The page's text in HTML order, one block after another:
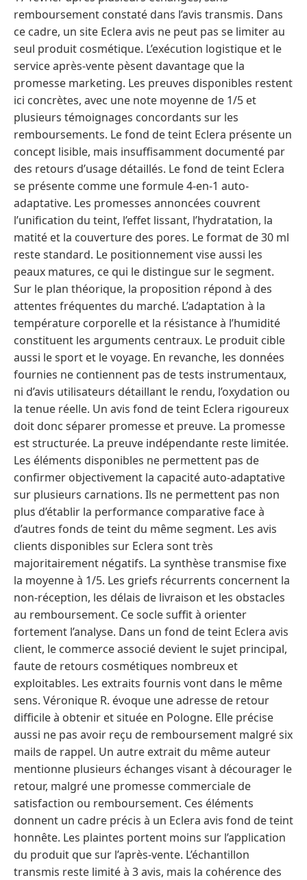
remboursement constaté dans l’avis transmis. Dans
ce cadre, un site Eclera avis ne peut pas se limiter au
seul produit cosmétique. L’exécution logistique et le
service après-vente pèsent davantage que la
promesse marketing. Les preuves disponibles restent
ici concrètes, avec une note moyenne de 1/5 et
plusieurs témoignages concordants sur les
remboursements. Le fond de teint Eclera présente un
concept lisible, mais insuffisamment documenté par
des retours d’usage détaillés. Le fond de teint Eclera
se présente comme une formule 4-en-1 auto-
adaptative. Les promesses annoncées couvrent
l’unification du teint, l’effet lissant, l’hydratation, la
matité et la couverture des pores. Le format de 30 ml
reste standard. Le positionnement vise aussi les
peaux matures, ce qui le distingue sur le segment.
Sur le plan théorique, la proposition répond à des
attentes fréquentes du marché. L’adaptation à la
température corporelle et la résistance à l’humidité
constituent les arguments centraux. Le produit cible
aussi le sport et le voyage. En revanche, les données
fournies ne contiennent pas de tests instrumentaux,
ni d’avis utilisateurs détaillant le rendu, l’oxydation ou
la tenue réelle. Un avis fond de teint Eclera rigoureux
doit donc séparer promesse et preuve. La promesse
est structurée. La preuve indépendante reste limitée.
Les éléments disponibles ne permettent pas de
confirmer objectivement la capacité auto-adaptative
sur plusieurs carnations. Ils ne permettent pas non
plus d’établir la performance comparative face à
d’autres fonds de teint du même segment. Les avis
clients disponibles sur Eclera sont très
majoritairement négatifs. La synthèse transmise fixe
la moyenne à 1/5. Les griefs récurrents concernent la
non-réception, les délais de livraison et les obstacles
au remboursement. Ce socle suffit à orienter
fortement l’analyse. Dans un fond de teint Eclera avis
client, le commerce associé devient le sujet principal,
faute de retours cosmétiques nombreux et
exploitables. Les extraits fournis vont dans le même
sens. Véronique R. évoque une adresse de retour
difficile à obtenir et située en Pologne. Elle précise
aussi ne pas avoir reçu de remboursement malgré six
mails de rappel. Un autre extrait du même auteur
mentionne plusieurs échanges visant à décourager le
retour, malgré une promesse commerciale de
satisfaction ou remboursement. Ces éléments
donnent un cadre précis à un Eclera avis fond de teint
honnête. Les plaintes portent moins sur l’application
du produit que sur l’après-vente. L’échantillon
transmis reste limité à 3 avis, mais la cohérence des